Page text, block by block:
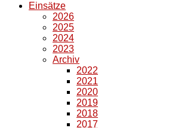
Einsätze
2026
2025
2024
2023
Archiv
2022
2021
2020
2019
2018
2017